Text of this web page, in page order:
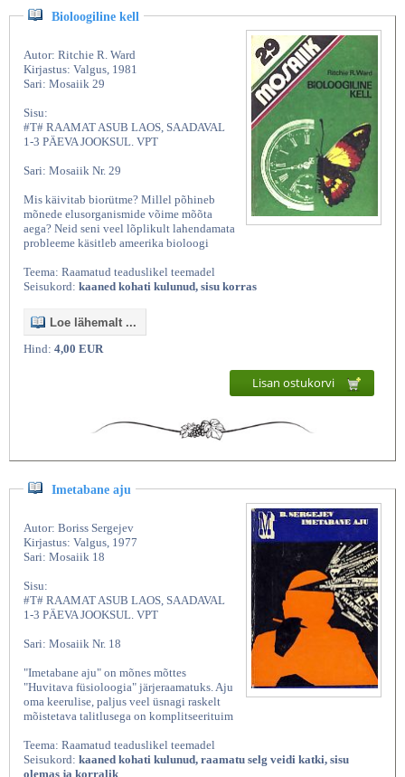
Bioloogiline kell
Autor: Ritchie R. Ward
Kirjastus: Valgus, 1981
Sari: Mosaiik 29
Sisu:
#T# RAAMAT ASUB LAOS, SAADAVAL
1-3 PÄEVA JOOKSUL. VPT
Sari: Mosaiik Nr. 29
Mis käivitab biorütme? Millel põhineb
mõnede elusorganismide võime mõõta
aega? Neid seni veel lõplikult lahendamata
probleeme käsitleb ameerika bioloogi
Teema: Raamatud teaduslikel teemadel
Seisukord: kaaned kohati kulunud, sisu korras
Loe lähemalt ...
Hind: 4,00 EUR
Lisan ostukorvi
Imetabane aju
Autor: Boriss Sergejev
Kirjastus: Valgus, 1977
Sari: Mosaiik 18
Sisu:
#T# RAAMAT ASUB LAOS, SAADAVAL
1-3 PÄEVA JOOKSUL. VPT
Sari: Mosaiik Nr. 18
"Imetabane aju" on mõnes mõttes
"Huvitava füsioloogia" järjeraamatuks. Aju
oma keerulise, paljus veel üsnagi raskelt
mõistetava talitlusega on komplitseerituim
Teema: Raamatud teaduslikel teemadel
Seisukord: kaaned kohati kulunud, raamatu selg veidi katki, sisu
olemas ja korralik